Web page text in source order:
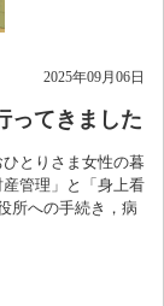
2025年09月06日
ってきました
とりさま女性の暮
管理」と「身上看
所への手続き，病